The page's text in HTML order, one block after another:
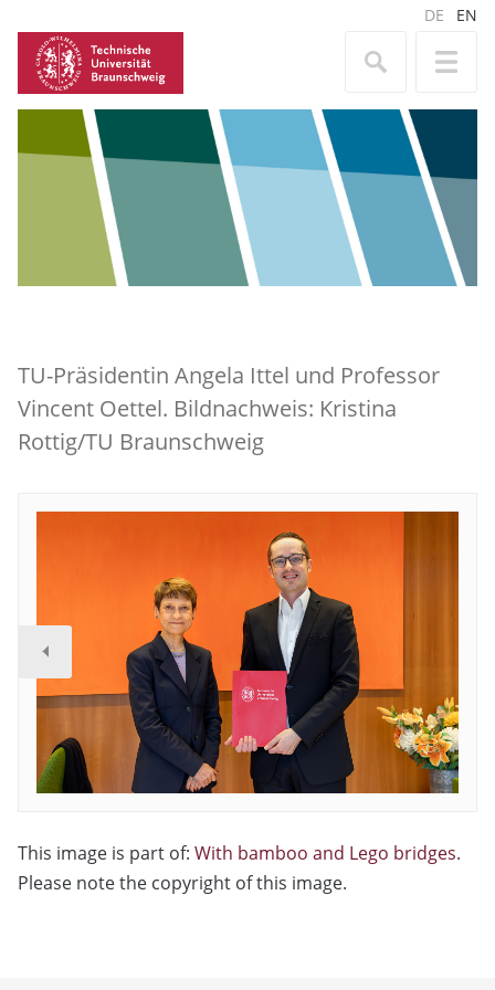
DE EN
TU-Präsidentin Angela Ittel und Professor
Vincent Oettel. Bildnachweis: Kristina
Rottig/TU Braunschweig
This image is part of: With bamboo and Lego bridges.
Please note the copyright of this image.